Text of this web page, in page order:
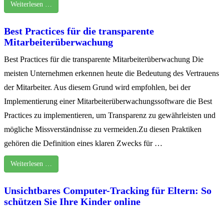
Weiterlesen …
Best Practices für die transparente
Mitarbeiterüberwachung
Best Practices für die transparente Mitarbeiterüberwachung Die
meisten Unternehmen erkennen heute die Bedeutung des Vertrauens
der Mitarbeiter. Aus diesem Grund wird empfohlen, bei der
Implementierung einer Mitarbeiterüberwachungssoftware die Best
Practices zu implementieren, um Transparenz zu gewährleisten und
mögliche Missverständnisse zu vermeiden.Zu diesen Praktiken
gehören die Definition eines klaren Zwecks für …
Weiterlesen …
Unsichtbares Computer-Tracking für Eltern: So
schützen Sie Ihre Kinder online